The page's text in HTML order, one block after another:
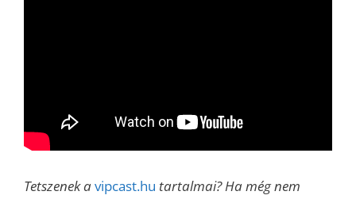
Tetszenek avipcast.hu tartalmai? Ha még nem